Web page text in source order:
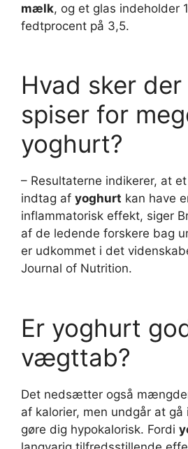
mælk, og et glas indeholder
fedtprocent på 3,5.
Hvad sker
spiser for
yoghurt?
– Resultaterne indikerer, at
indtag af yoghurt kan have
inflammatorisk effekt, siger
af de ledende forskere bag
er udkommet i det
Journal of Nutrition.
Er yoghurt
vægttab?
Det nedsætter også
af kalorier, men undgår at gå
gøre dig hypokalorisk. Fordi